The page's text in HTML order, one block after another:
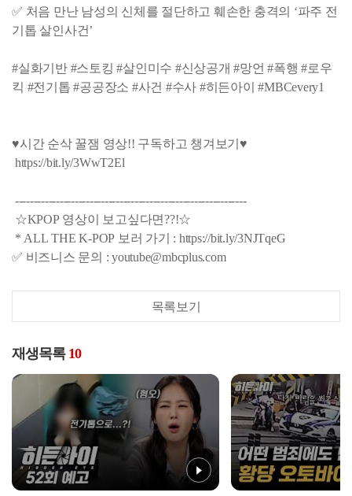
✅ 처음 만난 남성의 신체를 절단하고 훼손한 충격의 ‘파주 전
기톱 살인사건’
#실화기반 #스토킹 #살인미수 #신상공개 #망언 #폭행 #로우
킥 #전기톱 #공공장소 #사건 #수사 #히든아이 #MBCevery1
♥시간 순삭 꿀잼 영상!! 구독하고 챙겨보기♥
https://bit.ly/3WwT2El
--------------------------------------------------------------
☆KPOP 영상이 보고싶다면??!☆
* ALL THE K-POP 보러 가기 : https://bit.ly/3NJTqeG
✅ 비즈니스 문의 : youtube@mbcplus.com
목록보기
재생목록 10